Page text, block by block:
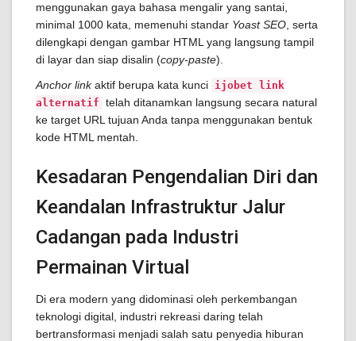
menggunakan gaya bahasa mengalir yang santai,
minimal 1000 kata, memenuhi standar Yoast SEO , serta
dilengkapi dengan gambar HTML yang langsung tampil
di layar dan siap disalin (copy-paste).
Anchor linkaktif berupa kata kunci ijobet link
alternatif telah ditanamkan langsung secara natural
ke target URL tujuan Anda tanpa menggunakan bentuk
kode HTML mentah.
Kesadaran Pengendalian Diri dan
Keandalan Infrastruktur Jalur
Cadangan pada Industri
Permainan Virtual
Di era modern yang didominasi oleh perkembangan
teknologi digital, industri rekreasi daring telah
bertransformasi menjadi salah satu penyedia hiburan